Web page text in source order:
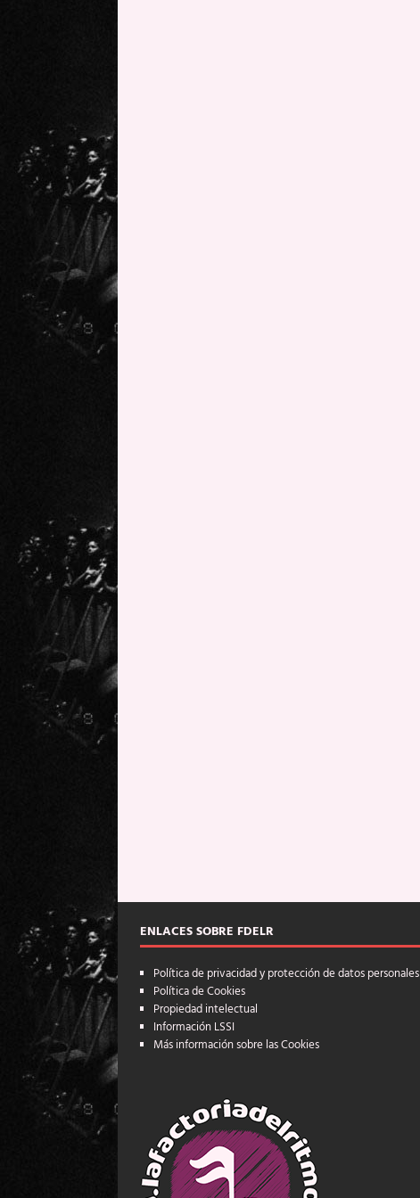
ENLACES SOBRE FDELR
Política de privacidad y protección de datos personales
Política de Cookies
Propiedad intelectual
Información LSSI
Más información sobre las Cookies